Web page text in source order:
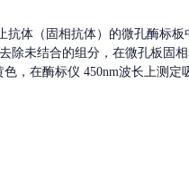
抗体（固相抗体）的微孔酶标板
除未结合的组分，在微孔板固
，在酶标仪 450nm波长上测